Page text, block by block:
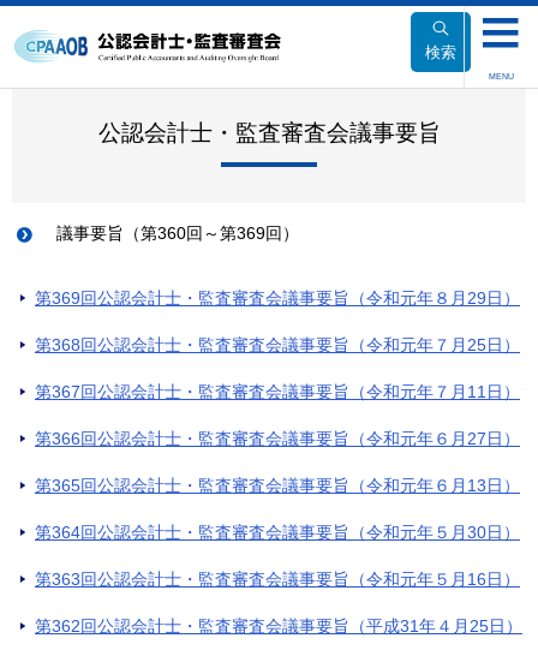
文
検索
MENU
公認会計士・監査審査会議事要旨
議事要旨（第360回～第369回）
第369回公認会計士・監査審査会議事要旨（令和元年８月29日）
第368回公認会計士・監査審査会議事要旨（令和元年７月25日）
第367回公認会計士・監査審査会議事要旨（令和元年７月11日）
第366回公認会計士・監査審査会議事要旨（令和元年６月27日）
第365回公認会計士・監査審査会議事要旨（令和元年６月13日）
第364回公認会計士・監査審査会議事要旨（令和元年５月30日）
第363回公認会計士・監査審査会議事要旨（令和元年５月16日）
第362回公認会計士・監査審査会議事要旨（平成31年４月25日）